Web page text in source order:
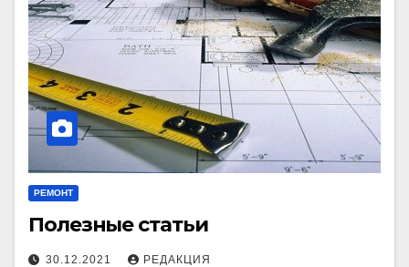
РЕМОНТ
Полезные статьи
30.12.2021 РЕДАКЦИЯ